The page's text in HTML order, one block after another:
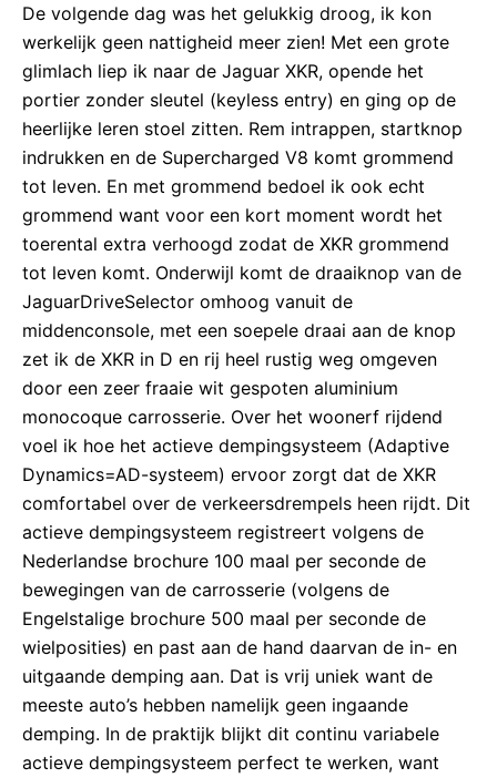
De volgende dag was het gelukkig droog, ik kon
werkelijk geen nattigheid meer zien! Met een grote
glimlach liep ik naar de Jaguar XKR, opende het
portier zonder sleutel (keyless entry) en ging op de
heerlijke leren stoel zitten. Rem intrappen, startknop
indrukken en de Supercharged V8 komt grommend
tot leven. En met grommend bedoel ik ook echt
grommend want voor een kort moment wordt het
toerental extra verhoogd zodat de XKR grommend
tot leven komt. Onderwijl komt de draaiknop van de
JaguarDriveSelector omhoog vanuit de
middenconsole, met een soepele draai aan de knop
zet ik de XKR in D en rij heel rustig weg omgeven
door een zeer fraaie wit gespoten aluminium
monocoque carrosserie. Over het woonerf rijdend
voel ik hoe het actieve dempingsysteem (Adaptive
Dynamics=AD-systeem) ervoor zorgt dat de XKR
comfortabel over de verkeersdrempels heen rijdt. Dit
actieve dempingsysteem registreert volgens de
Nederlandse brochure 100 maal per seconde de
bewegingen van de carrosserie (volgens de
Engelstalige brochure 500 maal per seconde de
wielposities) en past aan de hand daarvan de in- en
uitgaande demping aan. Dat is vrij uniek want de
meeste auto’s hebben namelijk geen ingaande
demping. In de praktijk blijkt dit continu variabele
actieve dempingsysteem perfect te werken, want